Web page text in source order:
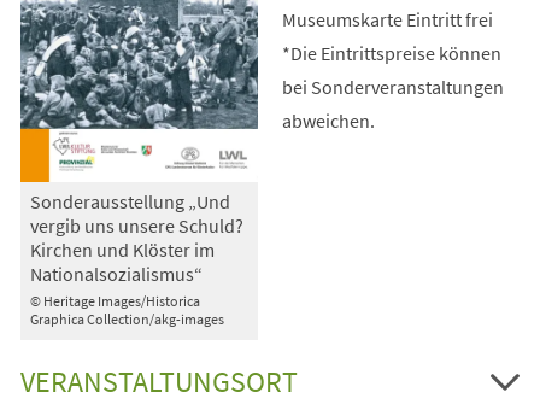
© Heritage Images/Historica
Graphica Collection/akg-images
Sonderausstellung „Und
vergib uns unsere Schuld?
Kirchen und Klöster im
Nationalsozialismus“
Museumskarte Eintritt frei
*Die Eintrittspreise können
bei Sonderveranstaltungen
abweichen.
VERANSTALTUNGSORT